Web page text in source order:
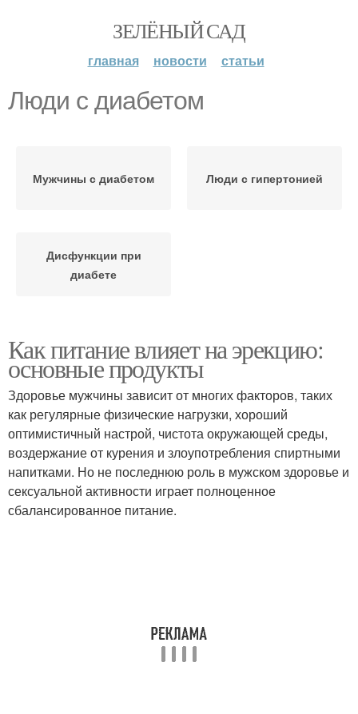
ЗЕЛЁНЫЙ САД
главная новости статьи
Люди с диабетом
Мужчины с диабетом Люди с гипертонией
Дисфункции при
диабете
Как питание влияет на эрекцию:
основные продукты
Здоровье мужчины зависит от многих факторов, таких
как регулярные физические нагрузки, хороший
оптимистичный настрой, чистота окружающей среды,
воздержание от курения и злоупотребления спиртными
напитками. Но не последнюю роль в мужском здоровье и
сексуальной активности играет полноценное
сбалансированное питание.